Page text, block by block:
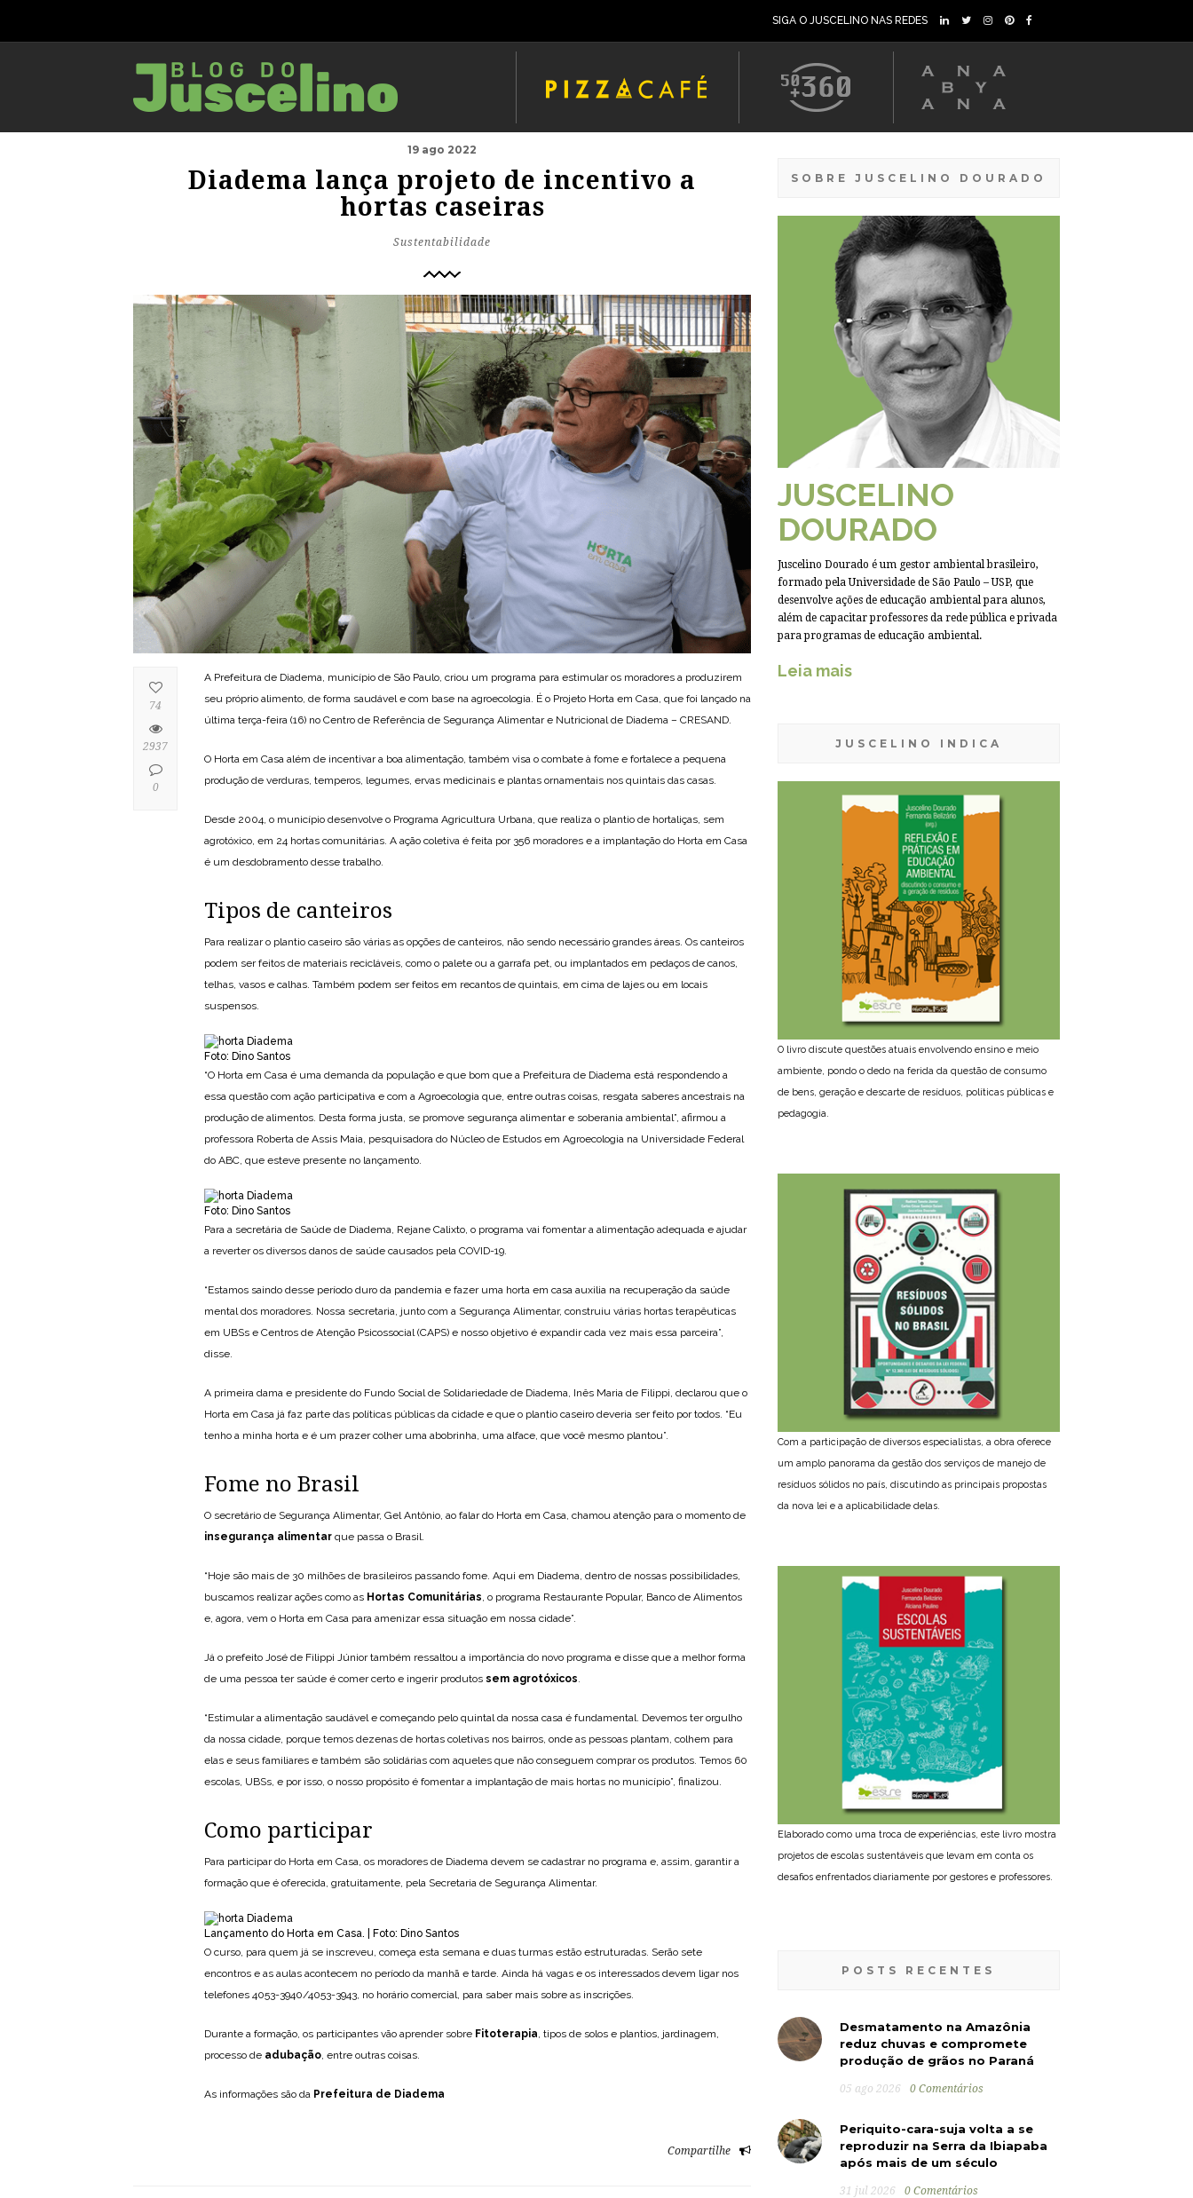
SIGA O JUSCELINO NAS REDES
19 ago 2022
Diadema lança projeto de incentivo a
hortas caseiras
Sustentabilidade
A Prefeitura de Diadema, município de São Paulo, criou um programa para estimular os moradores a produzirem
seu próprio alimento, de forma saudável e com base na agroecologia. É o Projeto Horta em Casa, que foi lançado na
última terça-feira (16) no Centro de Referência de Segurança Alimentar e Nutricional de Diadema – CRESAND.
O Horta em Casa além de incentivar a boa alimentação, também visa o combate à fome e fortalece a pequena
produção de verduras, temperos, legumes, ervas medicinais e plantas ornamentais nos quintais das casas.
Desde 2004, o município desenvolve o Programa Agricultura Urbana, que realiza o plantio de hortaliças, sem
agrotóxico, em 24 hortas comunitárias. A ação coletiva é feita por 356 moradores e a implantação do Horta em Casa
é um desdobramento desse trabalho.
Tipos de canteiros
Para realizar o plantio caseiro são várias as opções de canteiros, não sendo necessário grandes áreas. Os canteiros
podem ser feitos de materiais recicláveis, como o palete ou a garrafa pet, ou implantados em pedaços de canos,
telhas, vasos e calhas. Também podem ser feitos em recantos de quintais, em cima de lajes ou em locais
suspensos.
Foto: Dino Santos
“O Horta em Casa é uma demanda da população e que bom que a Prefeitura de Diadema está respondendo a
essa questão com ação participativa e com a Agroecologia que, entre outras coisas, resgata saberes ancestrais na
produção de alimentos. Desta forma justa, se promove segurança alimentar e soberania ambiental”, afirmou a
professora Roberta de Assis Maia, pesquisadora do Núcleo de Estudos em Agroecologia na Universidade Federal
do ABC, que esteve presente no lançamento.
Foto: Dino Santos
Para a secretária de Saúde de Diadema, Rejane Calixto, o programa vai fomentar a alimentação adequada e ajudar
a reverter os diversos danos de saúde causados pela COVID-19.
“Estamos saindo desse período duro da pandemia e fazer uma horta em casa auxilia na recuperação da saúde
mental dos moradores. Nossa secretaria, junto com a Segurança Alimentar, construiu várias hortas terapêuticas
em UBSs e Centros de Atenção Psicossocial (CAPS) e nosso objetivo é expandir cada vez mais essa parceira”,
disse.
A primeira dama e presidente do Fundo Social de Solidariedade de Diadema, Inês Maria de Filippi, declarou que o
Horta em Casa já faz parte das políticas públicas da cidade e que o plantio caseiro deveria ser feito por todos. “Eu
tenho a minha horta e é um prazer colher uma abobrinha, uma alface, que você mesmo plantou”.
Fome no Brasil
O secretário de Segurança Alimentar, Gel Antônio, ao falar do Horta em Casa, chamou atenção para o momento de
insegurança alimentar que passa o Brasil.
“Hoje são mais de 30 milhões de brasileiros passando fome. Aqui em Diadema, dentro de nossas possibilidades,
buscamos realizar ações como as Hortas Comunitárias , o programa Restaurante Popular, Banco de Alimentos
e, agora, vem o Horta em Casa para amenizar essa situação em nossa cidade”.
Já o prefeito José de Filippi Júnior também ressaltou a importância do novo programa e disse que a melhor forma
de uma pessoa ter saúde é comer certo e ingerir produtos sem agrotóxicos
“Estimular a alimentação saudável e começando pelo quintal da nossa casa é fundamental. Devemos ter orgulho
da nossa cidade, porque temos dezenas de hortas coletivas nos bairros, onde as pessoas plantam, colhem para
elas e seus familiares e também são solidárias com aqueles que não conseguem comprar os produtos. Temos 60
escolas, UBSs, e por isso, o nosso propósito é fomentar a implantação de mais hortas no município”, finalizou.
Como participar
Para participar do Horta em Casa, os moradores de Diadema devem se cadastrar no programa e, assim, garantir a
formação que é oferecida, gratuitamente, pela Secretaria de Segurança Alimentar.
Lançamento do Horta em Casa. | Foto: Dino Santos
O curso, para quem já se inscreveu, começa esta semana e duas turmas estão estruturadas. Serão sete
encontros e as aulas acontecem no período da manhã e tarde. Ainda há vagas e os interessados devem ligar nos
telefones 4053-3940/4053-3943, no horário comercial, para saber mais sobre as inscrições.
Durante a formação, os participantes vão aprender sobre Fitoterapia , tipos de solos e plantios, jardinagem,
processo de adubação , entre outras coisas.
As informações são da Prefeitura de Diadema
Compartilhe
74
2937
0
SOBRE JUSCELINO DOURADO
JUSCELINO
DOURADO
Juscelino Dourado é um gestor ambiental brasileiro,
formado pela Universidade de São Paulo – USP, que
desenvolve ações de educação ambiental para alunos,
além de capacitar professores da rede pública e privada
para programas de educação ambiental.
Leia mais
JUSCELINO INDICA
O livro discute questões atuais envolvendo ensino e meio
ambiente, pondo o dedo na ferida da questão de consumo
de bens, geração e descarte de resíduos, políticas públicas e
pedagogia.
Com a participação de diversos especialistas, a obra oferece
um amplo panorama da gestão dos serviços de manejo de
resíduos sólidos no país, discutindo as principais propostas
da nova lei e a aplicabilidade delas.
Elaborado como uma troca de experiências, este livro mostra
projetos de escolas sustentáveis que levam em conta os
desafios enfrentados diariamente por gestores e professores.
POSTS RECENTES
Desmatamento na Amazônia
reduz chuvas e compromete
produção de grãos no Paraná
05 ago 2026 0 Comentários
Periquito-cara-suja volta a se
reproduzir na Serra da Ibiapaba
após mais de um século
31 jul 2026 0 Comentários